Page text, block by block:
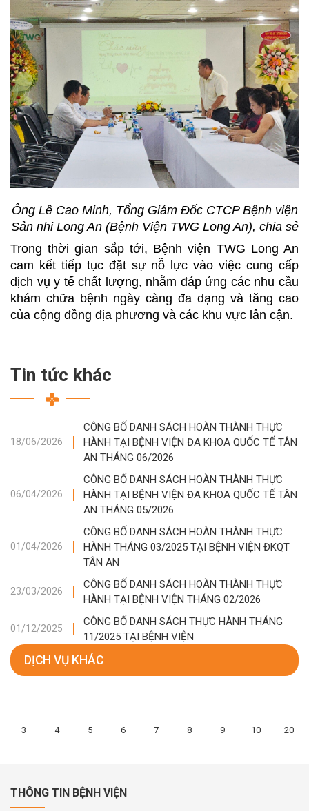
Ông Lê Cao Minh, Tổng Giám Đốc CTCP Bệnh viện
Sản nhi Long An (Bệnh Viện TWG Long An), chia sẻ
Trong thời gian sắp tới, Bệnh viện TWG Long An
cam kết tiếp tục đặt sự nỗ lực vào việc cung cấp
dịch vụ y tế chất lượng, nhằm đáp ứng các nhu cầu
khám chữa bệnh ngày càng đa dạng và tăng cao
của cộng đồng địa phương và các khu vực lân cận.
Tin tức khác
18/06/2026
CÔNG BỐ DANH SÁCH HOÀN THÀNH THỰC
HÀNH TẠI BỆNH VIỆN ĐA KHOA QUỐC TẾ TÂN
AN THÁNG 06/2026
06/04/2026
CÔNG BỐ DANH SÁCH HOÀN THÀNH THỰC
HÀNH TẠI BỆNH VIỆN ĐA KHOA QUỐC TẾ TÂN
AN THÁNG 05/2026
01/04/2026
CÔNG BỐ DANH SÁCH HOÀN THÀNH THỰC
HÀNH THÁNG 03/2025 TẠI BỆNH VIỆN ĐKQT
TÂN AN
23/03/2026
CÔNG BỐ DANH SÁCH HOÀN THÀNH THỰC
HÀNH TẠI BỆNH VIỆN THÁNG 02/2026
01/12/2025
CÔNG BỐ DANH SÁCH THỰC HÀNH THÁNG
11/2025 TẠI BỆNH VIỆN
DỊCH VỤ KHÁC
3 4 5 6 7 8 9 10 20
THÔNG TIN BỆNH VIỆN